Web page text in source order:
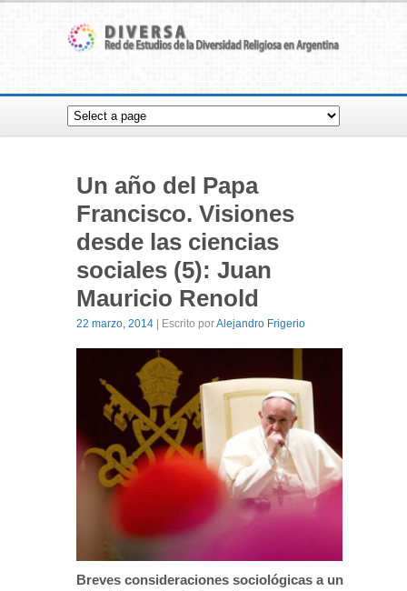
Un año del Papa
Francisco. Visiones
desde las ciencias
sociales (5): Juan
Mauricio Renold
22 marzo, 2014 | Escrito porAlejandro Frigerio
Breves consideraciones sociológicas a un